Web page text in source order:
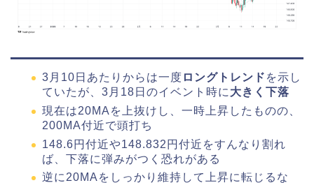
3月10日あたりからは一度 ロングトレンド を示し
ていたが、3月18日のイベント時に大きく下落
現在は20MAを上抜けし、一時上昇したものの、
200MA付近で頭打ち
148.6円付近や148.832円付近をすんなり割れ
ば、下落に弾みがつく恐れがある
逆に20MAをしっかり維持して上昇に転じるな